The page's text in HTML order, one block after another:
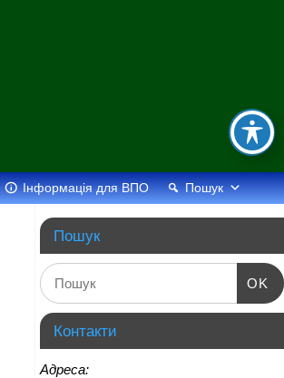
Інформація для ВПО Пошук
Пошук
OK
Контакти
Адреса: